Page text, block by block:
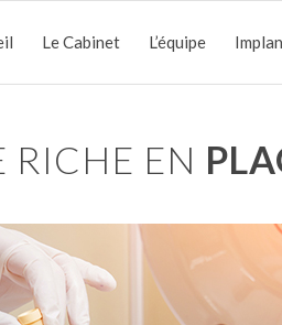
Le Cabinet L’équipe
RICHE EN